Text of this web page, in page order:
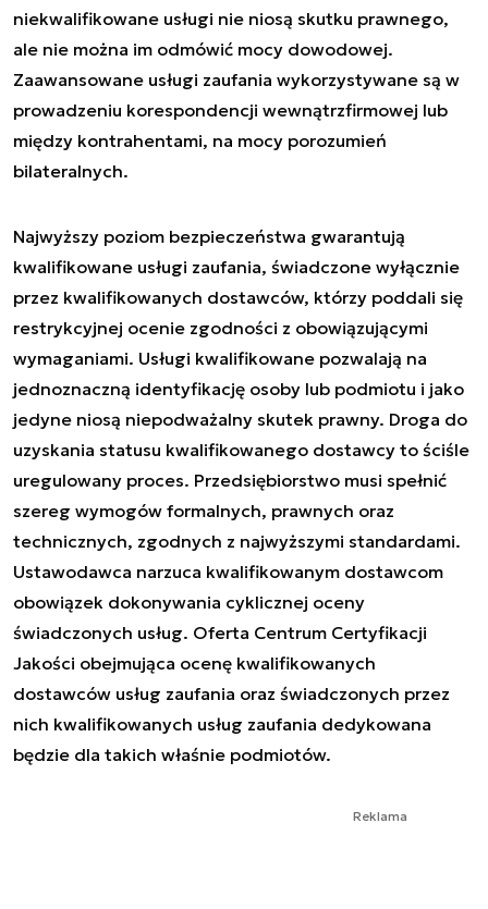
niekwalifikowane usługi nie niosą skutku prawnego,
ale nie można im odmówić mocy dowodowej.
Zaawansowane usługi zaufania wykorzystywane są w
prowadzeniu korespondencji wewnątrzfirmowej lub
między kontrahentami, na mocy porozumień
bilateralnych.
Najwyższy poziom bezpieczeństwa gwarantują
kwalifikowane usługi zaufania, świadczone wyłącznie
przez kwalifikowanych dostawców, którzy poddali się
restrykcyjnej ocenie zgodności z obowiązującymi
wymaganiami. Usługi kwalifikowane pozwalają na
jednoznaczną identyfikację osoby lub podmiotu i jako
jedyne niosą niepodważalny skutek prawny. Droga do
uzyskania statusu kwalifikowanego dostawcy to ściśle
uregulowany proces. Przedsiębiorstwo musi spełnić
szereg wymogów formalnych, prawnych oraz
technicznych, zgodnych z najwyższymi standardami.
Ustawodawca narzuca kwalifikowanym dostawcom
obowiązek dokonywania cyklicznej oceny
świadczonych usług. Oferta Centrum Certyfikacji
Jakości obejmująca ocenę kwalifikowanych
dostawców usług zaufania oraz świadczonych przez
nich kwalifikowanych usług zaufania dedykowana
będzie dla takich właśnie podmiotów.
Reklama